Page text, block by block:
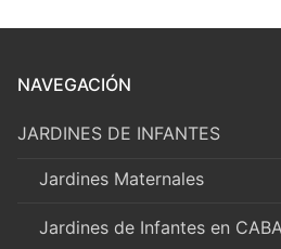
NAVEGACIÓN
JARDINES DE INFANTES
Jardines Maternales
Jardines de Infantes en